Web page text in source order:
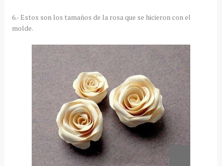
6.- Estos son los tamaños de la rosa que se hicieron con el
molde.